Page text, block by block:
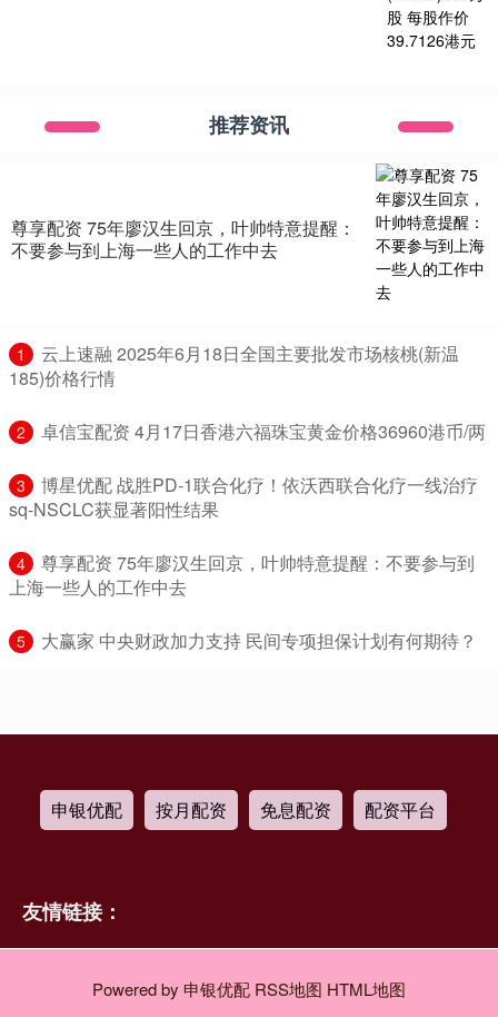
推荐资讯
尊享配资 75年廖汉生回京，叶帅特意提醒：
不要参与到上海一些人的工作中去
1
​云上速融 2025年6月18日全国主要批发市场核桃(新温
185)价格行情
2 ​卓信宝配资 4月17日香港六福珠宝黄金价格36960港币/两
3
​博星优配 战胜PD-1联合化疗！依沃西联合化疗一线治疗
sq-NSCLC获显著阳性结果
4
​尊享配资 75年廖汉生回京，叶帅特意提醒：不要参与到
上海一些人的工作中去
5 ​大赢家 中央财政加力支持 民间专项担保计划有何期待？
申银优配 按月配资 免息配资 配资平台
友情链接：
Powered by 申银优配 RSS地图 HTML地图